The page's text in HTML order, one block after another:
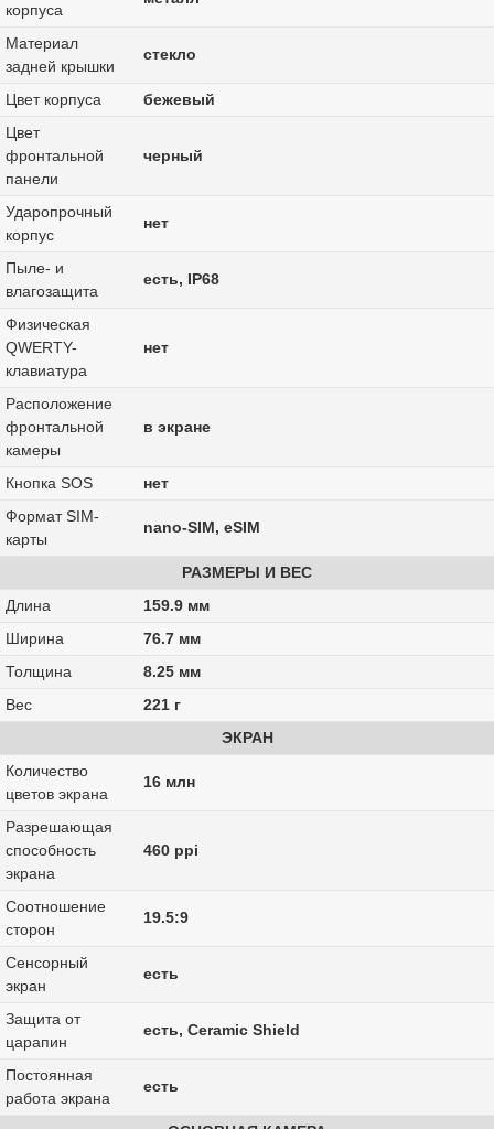
корпуса
Материал
задней крышки
стекло
Цвет корпуса
бежевый
Цвет
фронтальной
панели
черный
Ударопрочный
корпус
нет
Пыле- и
влагозащита
есть, IP68
Физическая
QWERTY-
клавиатура
нет
Расположение
фронтальной
камеры
в экране
Кнопка SOS
нет
Формат SIM-
карты
nano-SIM, eSIM
РАЗМЕРЫ И ВЕС
Длина
159.9 мм
Ширина
76.7 мм
Толщина
8.25 мм
Вес
221 г
ЭКРАН
Количество
цветов экрана
16 млн
Разрешающая
способность
экрана
460 ppi
Соотношение
сторон
19.5:9
Сенсорный
экран
есть
Защита от
царапин
есть, Ceramic Shield
Постоянная
работа экрана
есть